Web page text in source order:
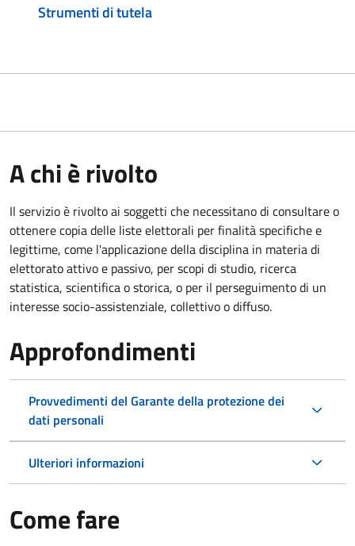
Strumenti di tutela
A chi è rivolto
Il servizio è rivolto ai soggetti che necessitano di consultare o
ottenere copia delle liste elettorali per finalità specifiche e
legittime, come l'applicazione della disciplina in materia di
elettorato attivo e passivo, per scopi di studio, ricerca
statistica, scientifica o storica, o per il perseguimento di un
interesse socio-assistenziale, collettivo o diffuso.
Approfondimenti
Provvedimenti del Garante della protezione dei
dati personali
Ulteriori informazioni
Come fare